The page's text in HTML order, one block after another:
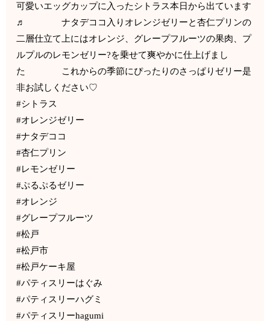
可愛いエッグカップに入ったシトラス本日から出ています
♬ ナタデココ入りオレンジゼリーと杏仁プリンの
二層仕立て上にはオレンジ、グレープフルーツの果肉、プ
ルプルのレモンゼリー?を乗せて爽やかに仕上げまし
た これからの季節にぴったりのさっぱりゼリー是
非お試しください♡
#シトラス
#オレンジゼリー
#ナタデココ
#杏仁プリン
#レモンゼリー
#ぷるぷるゼリー
#オレンジ
#グレープフルーツ
#松戸
#松戸市
#松戸ケーキ屋
#パティスリーはぐみ
#パティスリーハグミ
#パティスリーhagumi